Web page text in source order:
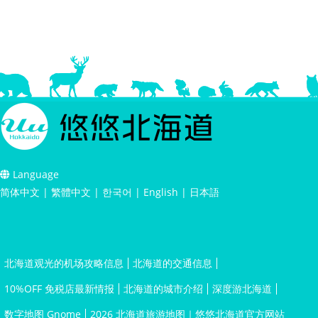
Language
简体中文 | 繁體中文 | 한국어 | English | 日本語
北海道观光的机场攻略信息
北海道的交通信息
10%OFF 免税店最新情报
北海道的城市介绍
深度游北海道
数字地图 Gnome
2026 北海道旅游地图｜悠悠北海道官方网站